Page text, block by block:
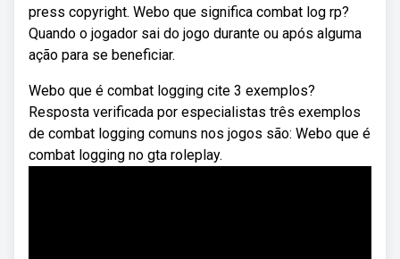
press copyright. Webo que significa combat log rp?
Quando o jogador sai do jogo durante ou após alguma
ação para se beneficiar.
Webo que é combat logging cite 3 exemplos?
Resposta verificada por especialistas três exemplos
de combat logging comuns nos jogos são: Webo que é
combat logging no gta roleplay.